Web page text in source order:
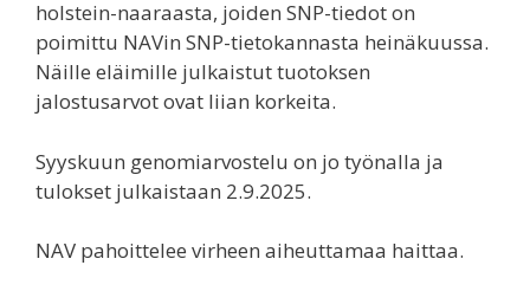
holstein-naaraasta, joiden SNP-tiedot on
poimittu NAVin SNP-tietokannasta heinäkuussa.
Näille eläimille julkaistut tuotoksen
jalostusarvot ovat liian korkeita.
Syyskuun genomiarvostelu on jo työnalla ja
tulokset julkaistaan 2.9.2025.
NAV pahoittelee virheen aiheuttamaa haittaa.